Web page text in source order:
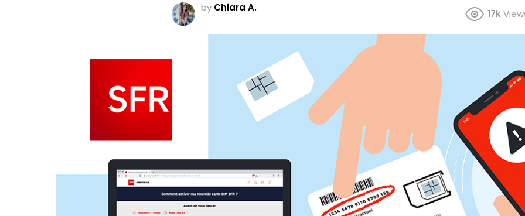
by Chiara A.
17k